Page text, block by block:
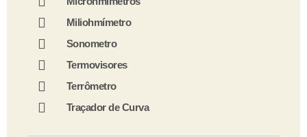
Miliohmímetro
Sonometro
Termovisores
Terrômetro
Traçador de Curva